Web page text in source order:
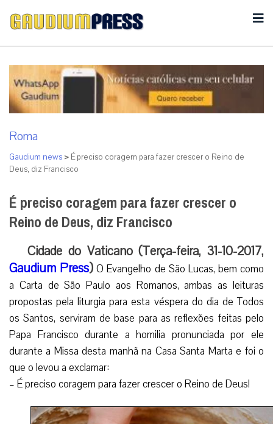
Roma
Gaudium news > É preciso coragem para fazer crescer o Reino de
Deus, diz Francisco
É preciso coragem para fazer crescer o
Reino de Deus, diz Francisco
Cidade do Vaticano (Terça-feira, 31-10-2017,
Gaudium Press) O Evangelho de São Lucas, bem como
a Carta de São Paulo aos Romanos, ambas as leituras
propostas pela liturgia para esta véspera do dia de Todos
os Santos, serviram de base para as reflexões feitas pelo
Papa Francisco durante a homilia pronunciada por ele
durante a Missa desta manhã na Casa Santa Marta e foi o
que o levou a exclamar:
– É preciso coragem para fazer crescer o Reino de Deus!